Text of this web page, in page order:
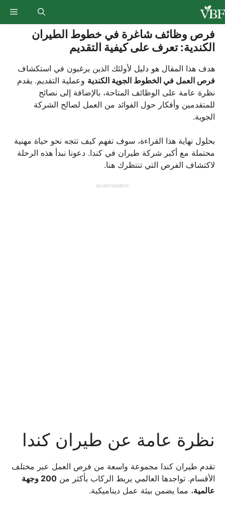
Skip
to
content
فرص وظائف شاغرة في خطوط الطيران
الكندية: تعرف على كيفية التقديم
هدف هذا المقال هو دليل لأولئك الذين يرغبون في استكشاف
فرص العمل في الخطوط الجوية الكندية وعملية التقديم. يقدم
نظرة عامة على الوظائف المتاحة، بالإضافة إلى نصائح
للمتقدمين وأفكار حول الفوائد من العمل لصالح الشركة
الجوية.
بحلول نهاية هذا القراءة، سوف تفهم كيف تتجه نحو حياة مهنية
محتملة مع أكبر شركة طيران في كندا. دعونا نبدأ هذه الرحلة
لاكتشاف الفرص التي تنتظرك هنا.
ADVERTISEMENT
نظرة عامة عن طيران كندا
تقدم طيران كندا مجموعة واسعة من فرص العمل عبر مختلف
الأقسام. تواجدها العالمي يربط الركاب بأكثر من
200 وجهة
عالمية، مما يضمن بيئة عمل ديناميكية.